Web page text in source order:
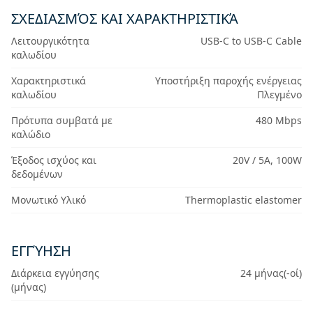
ΣΧΕΔΙΑΣΜΌΣ ΚΑΙ ΧΑΡΑΚΤΗΡΙΣΤΙΚΆ
Λειτουργικότητα
καλωδίου
USB-C to USB-C Cable
Χαρακτηριστικά
καλωδίου
Υποστήριξη παροχής ενέργειας
Πλεγμένο
Πρότυπα συμβατά με
καλώδιο
480 Mbps
Έξοδος ισχύος και
δεδομένων
20V / 5A, 100W
Μονωτικό Υλικό Thermoplastic elastomer
ΕΓΓΎΗΣΗ
Διάρκεια εγγύησης
(μήνας)
24 μήνας(-οί)